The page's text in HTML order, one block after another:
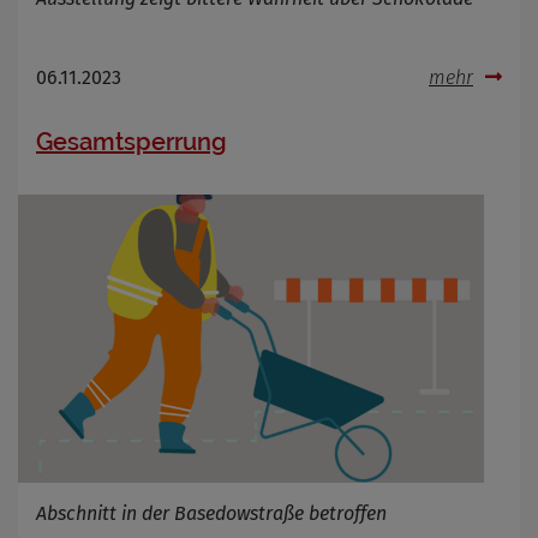
06.11.2023 mehr
Gesamtsperrung
Abschnitt in der Basedowstraße betroffen